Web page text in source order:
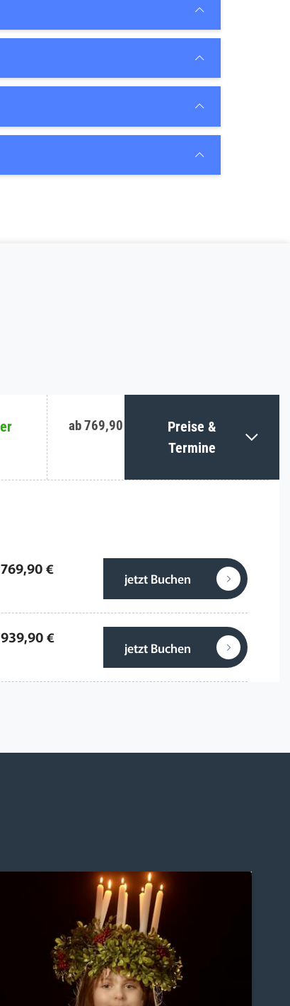
ab 769,90 €
Preise &
Termine
€
jetzt Buchen
€
jetzt Buchen